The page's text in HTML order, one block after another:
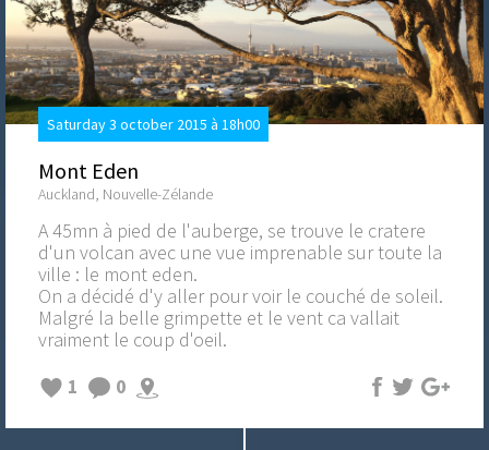
Saturday 3 october 2015 à 18h00
Mont Eden
Auckland, Nouvelle-Zélande
A 45mn à pied de l'auberge, se trouve le cratere
d'un volcan avec une vue imprenable sur toute la
ville : le mont eden.
On a décidé d'y aller pour voir le couché de soleil.
Malgré la belle grimpette et le vent ca vallait
vraiment le coup d'oeil.
1
0